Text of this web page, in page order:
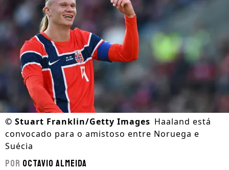
© Stuart Franklin/Getty Images Haaland está
convocado para o amistoso entre Noruega e
Suécia
Por Octavio Almeida